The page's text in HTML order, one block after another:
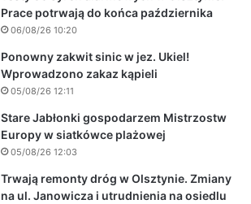
Prace potrwają do końca października
06/08/26 10:20
Ponowny zakwit sinic w jez. Ukiel!
Wprowadzono zakaz kąpieli
05/08/26 12:11
Stare Jabłonki gospodarzem Mistrzostw
Europy w siatkówce plażowej
05/08/26 12:03
Trwają remonty dróg w Olsztynie. Zmiany
na ul. Janowicza i utrudnienia na osiedlu